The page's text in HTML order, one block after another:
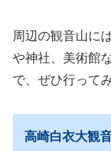
周辺の観音山に
や神社、美術館
で、ぜひ行って
高崎白衣大観